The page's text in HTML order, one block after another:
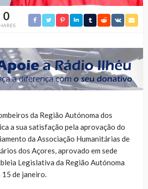
0
da Região Autónoma dos
a sua satisfação pela aprovação do
da Associação Humanitárias de
dos Açores, aprovado em sede
Legislativa da Região Autónoma
15 de janeiro.